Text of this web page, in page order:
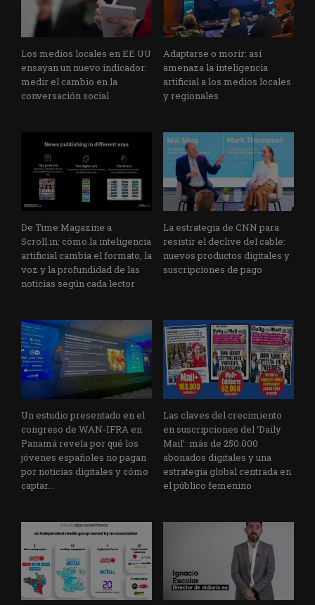
Los medios locales en EE UU
ensayan un nuevo indicador:
medir el cambio en la
conversación social
Adaptarse o morir: así
amenaza la inteligencia
artificial a los medios locales
y regionales
De Time Magazine a
Scroll.in: cómo la inteligencia
artificial cambia el formato, la
voz y la profundidad de las
noticias según cada lector
La estrategia de CNN para
resistir el declive del cable:
nuevos productos digitales y
suscripciones de pago
Un estudio presentado en el
congreso de WAN-IFRA en
Panamá revela por qué los
jóvenes españoles no pagan
por noticias digitales y cómo
captar...
Las claves del crecimiento
en suscripciones del ‘Daily
Mail’: más de 250.000
abonados digitales y una
estrategia global centrada en
el público femenino